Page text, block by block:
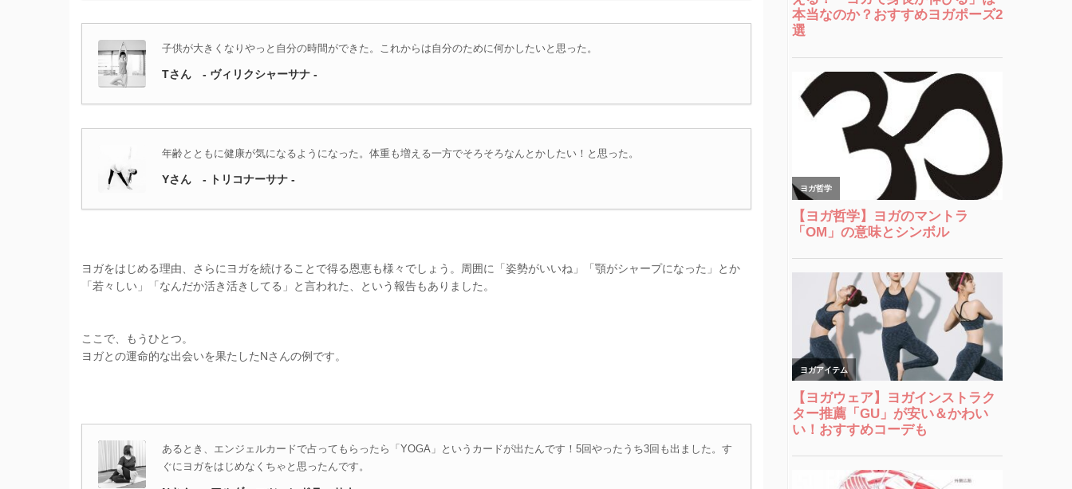
子供が大きくなりやっと自分の時間ができた。これからは自分のために何かしたいと思った。
Tさん - ヴィリクシャーサナ -
年齢とともに健康が気になるようになった。体重も増える一方でそろそろなんとかしたい！と思った。
Yさん - トリコナーサナ -
ヨガをはじめる理由、さらにヨガを続けることで得る恩恵も様々でしょう。周囲に「姿勢がいいね」「顎がシャープになった」とか
「若々しい」「なんだか活き活きしてる」と言われた、という報告もありました。
ここで、もうひとつ。
ヨガとの運命的な出会いを果たしたNさんの例です。
あるとき、エンジェルカードで占ってもらったら「YOGA」というカードが出たんです！5回やったうち3回も出ました。す
ぐにヨガをはじめなくちゃと思ったんです。